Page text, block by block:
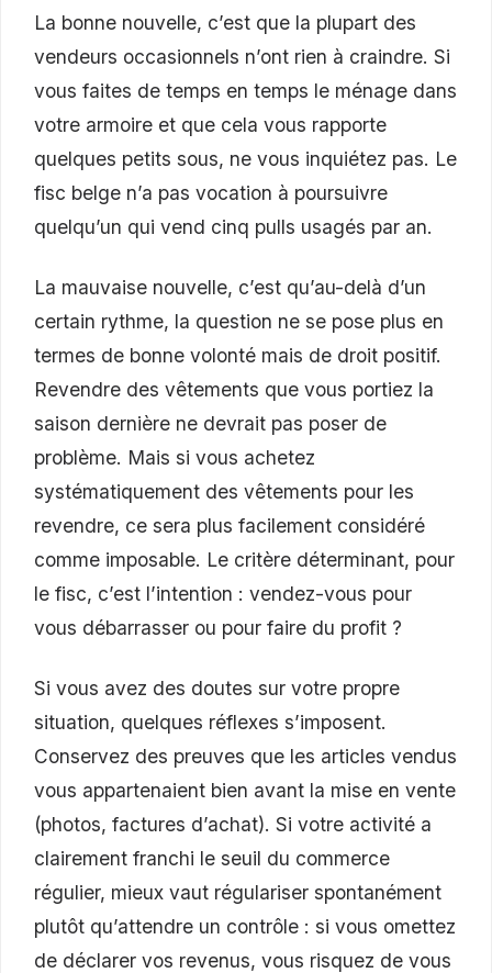
La bonne nouvelle, c’est que la plupart des
vendeurs occasionnels n’ont rien à craindre. Si
vous faites de temps en temps le ménage dans
votre armoire et que cela vous rapporte
quelques petits sous, ne vous inquiétez pas. Le
fisc belge n’a pas vocation à poursuivre
quelqu’un qui vend cinq pulls usagés par an.
La mauvaise nouvelle, c’est qu’au-delà d’un
certain rythme, la question ne se pose plus en
termes de bonne volonté mais de droit positif.
Revendre des vêtements que vous portiez la
saison dernière ne devrait pas poser de
problème. Mais si vous achetez
systématiquement des vêtements pour les
revendre, ce sera plus facilement considéré
comme imposable. Le critère déterminant, pour
le fisc, c’est l’intention : vendez-vous pour
vous débarrasser ou pour faire du profit ?
Si vous avez des doutes sur votre propre
situation, quelques réflexes s’imposent.
Conservez des preuves que les articles vendus
vous appartenaient bien avant la mise en vente
(photos, factures d’achat). Si votre activité a
clairement franchi le seuil du commerce
régulier, mieux vaut régulariser spontanément
plutôt qu’attendre un contrôle : si vous omettez
de déclarer vos revenus, vous risquez de vous